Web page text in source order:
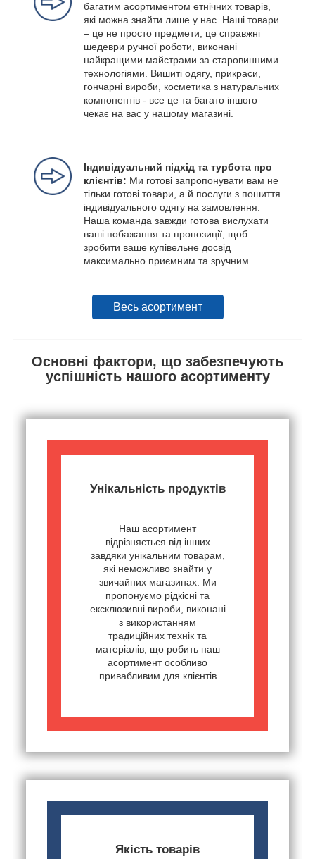
багатим асортиментом етнічних товарів,
які можна знайти лише у нас. Наші товари
– це не просто предмети, це справжні
шедеври ручної роботи, виконані
найкращими майстрами за старовинними
технологіями. Вишиті одягу, прикраси,
гончарні вироби, косметика з натуральних
компонентів - все це та багато іншого
чекає на вас у нашому магазині.
Індивідуальний підхід та турбота про
клієнтів: Ми готові запропонувати вам не
тільки готові товари, а й послуги з пошиття
індивідуального одягу на замовлення.
Наша команда завжди готова вислухати
ваші побажання та пропозиції, щоб
зробити ваше купівельне досвід
максимально приємним та зручним.
Весь асортимент
Основні фактори, що забезпечують
успішність нашого асортименту
Унікальність продуктів
Наш асортимент
відрізняється від інших
завдяки унікальним товарам,
які неможливо знайти у
звичайних магазинах. Ми
пропонуємо рідкісні та
ексклюзивні вироби, виконані
з використанням
традиційних технік та
матеріалів, що робить наш
асортимент особливо
привабливим для клієнтів
Якість товарів